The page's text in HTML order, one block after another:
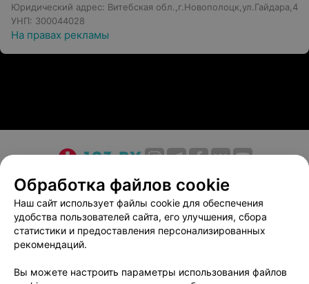
Юридический адрес: Витебская обл.,г.Новополоцк,ул.Гайдара,4
УНП: 300044028
На правах рекламы
О проекте Новости проекта
Размещение рекламы
Медицинский маркетинг
Публичный договор
Пользовательское соглашение
Способы оплаты
Вакансии
Партнеры
Написать в поддержку
Обработка файлов cookie
Наш сайт использует файлы cookie для обеспечения
удобства пользователей сайта, его улучшения, сбора
статистики и предоставления персонализированных
рекомендаций.
Вы можете настроить параметры использования файлов